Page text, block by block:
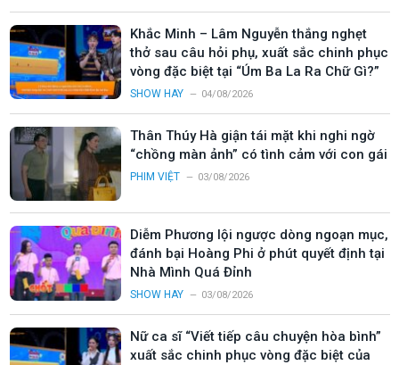
Khắc Minh – Lâm Nguyễn thắng nghẹt
thở sau câu hỏi phụ, xuất sắc chinh phục
vòng đặc biệt tại “Úm Ba La Ra Chữ Gì?”
SHOW HAY 04/08/2026
Thân Thúy Hà giận tái mặt khi nghi ngờ
“chồng màn ảnh” có tình cảm với con gái
PHIM VIỆT 03/08/2026
Diễm Phương lội ngược dòng ngoạn mục,
đánh bại Hoàng Phi ở phút quyết định tại
Nhà Mình Quá Đỉnh
SHOW HAY 03/08/2026
Nữ ca sĩ “Viết tiếp câu chuyện hòa bình”
xuất sắc chinh phục vòng đặc biệt của